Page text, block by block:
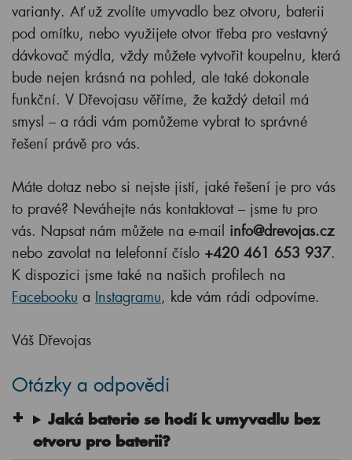
varianty. Ať už zvolíte umyvadlo bez otvoru, baterii
pod omítku, nebo využijete otvor třeba pro vestavný
dávkovač mýdla, vždy můžete vytvořit koupelnu, která
bude nejen krásná na pohled, ale také dokonale
funkční. V Dřevojasu věříme, že každý detail má
smysl – a rádi vám pomůžeme vybrat to správné
řešení právě pro vás.
Máte dotaz nebo si nejste jistí, jaké řešení je pro vás
to pravé? Neváhejte nás kontaktovat – jsme tu pro
vás. Napsat nám můžete na e-mail info@drevojas.cz
nebo zavolat na telefonní číslo +420 461 653 937.
K dispozici jsme také na našich profilech na
Facebooku a Instagramu, kde vám rádi odpovíme.
Váš Dřevojas
Otázky a odpovědi
Jaká baterie se hodí k umyvadlu bez
otvoru pro baterii?